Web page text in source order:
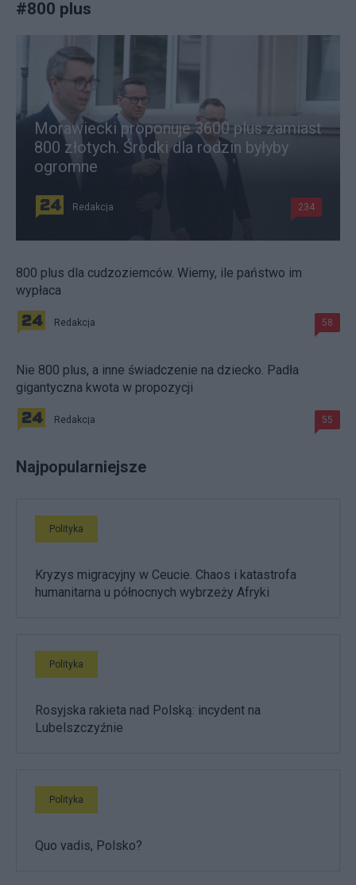
#800 plus
Morawiecki proponuje 3600 plus zamiast
800 złotych. Środki dla rodzin byłyby
ogromne
Redakcja 234
800 plus dla cudzoziemców. Wiemy, ile państwo im
wypłaca
Redakcja 58
Nie 800 plus, a inne świadczenie na dziecko. Padła
gigantyczna kwota w propozycji
Redakcja 55
Najpopularniejsze
Polityka
Kryzys migracyjny w Ceucie. Chaos i katastrofa
humanitarna u północnych wybrzeży Afryki
Polityka
Rosyjska rakieta nad Polską: incydent na
Lubelszczyźnie
Polityka
Quo vadis, Polsko?